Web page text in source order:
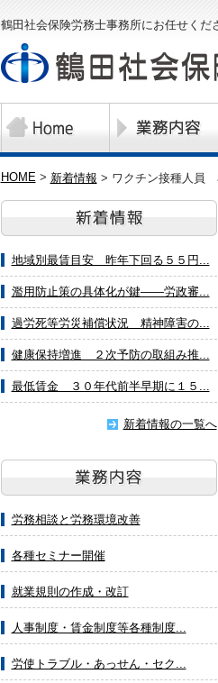
鶴田社会保険労務士事務所にお任せくだ
HOME> 新着情報 > ワクチン接種人員
地域別最賃目安 昨年下回る５５円...
濫用防止策の具体化が鍵――労政審...
過労死等労災補償状況 精神障害の...
健康保持増進 ２次予防の取組み推...
最低賃金 ３０年代前半早期に１５...
新着情報の一覧へ
労務相談と労務環境改善
各種セミナー開催
就業規則の作成・改訂
人事制度・賃金制度等各種制度...
労使トラブル・あっせん・セク...